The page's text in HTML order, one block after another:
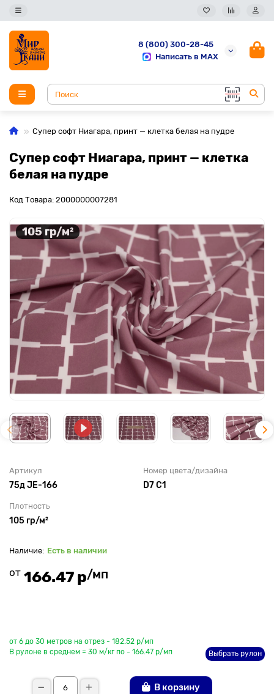
8 (800) 300-28-45
Написать в MAX
Супер софт Ниагара, принт — клетка белая на пудре
Супер софт Ниагара, принт — клетка
белая на пудре
Код Товара: 2000000007281
105 гр/м²
Артикул
75д JE-166
Номер цвета/дизайна
D7 С1
Плотность
105 гр/м²
Есть в наличии
от 166.47 р/мп
от 6 до 30 метров на отрез - 182.52 р/мп
В рулоне в среднем = 30 м/кг по - 166.47 р/мп
Выбрать рулон
В корзину